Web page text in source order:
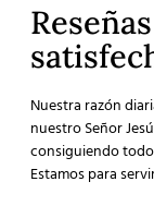
Nuestra razón
nuestro Señor
consiguiendo
Estamos para